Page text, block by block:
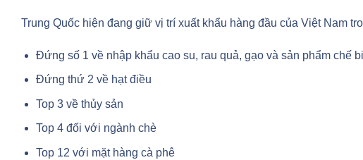
Trung Quốc hiện đang giữ vị trí xuất khẩu hàng đầu của Việt Nam
Đứng số 1 về nhập khẩu cao su, rau quả, gạo và sản phẩm chế
Đứng thứ 2 về hạt điều
Top 3 về thủy sản
Top 4 đối với ngành chè
Top 12 với mặt hàng cà phê